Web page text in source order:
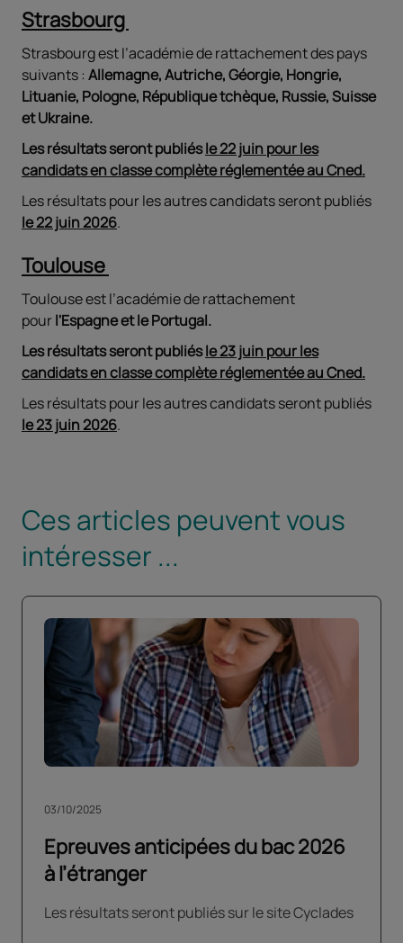
Strasbourg
Strasbourg est l’académie de rattachement des pays
suivants : Allemagne, Autriche, Géorgie, Hongrie,
Lituanie, Pologne, République tchèque, Russie, Suisse
et Ukraine.
Les résultats seront publiésle 22 juin pour les
candidats en classe complète réglementée au Cned.
Les résultats pour les autres candidats seront publiés
le 22 juin 2026.
Toulouse
Toulouse est l’académie de rattachement
pourl'Espagne et le Portugal.
Les résultats seront publiésle 23 juin pour les
candidats en classe complète réglementée au Cned.
Les résultats pour les autres candidats seront publiés
le 23 juin 2026.
Ces articles peuvent vous
intéresser ...
Epreuves anticipées du bac 2026
à l’étranger
03/10/2025
Les résultats seront publiés sur le site Cyclades